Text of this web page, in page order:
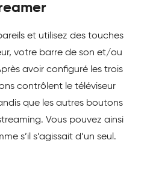
et utilisez des touches
votre barre de son et/ou
avoir configuré les trois
contrôlent le téléviseur
que les autres boutons
Vous pouvez ainsi
s’il s’agissait d’un seul.